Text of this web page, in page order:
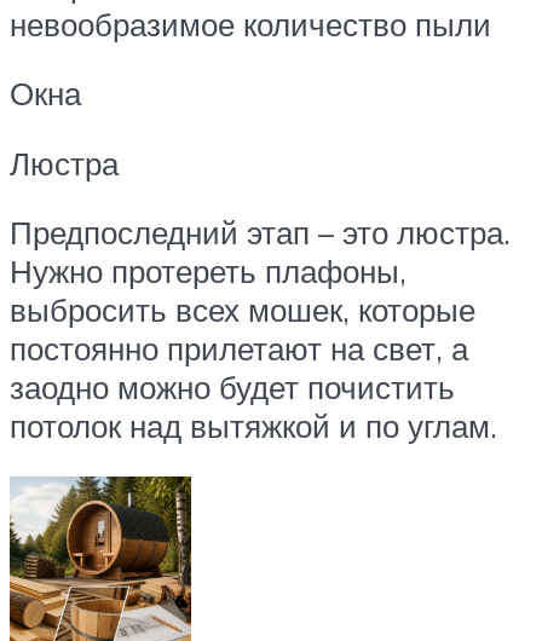
невообразимое количество пыли
Окна
Люстра
Предпоследний этап – это люстра.
Нужно протереть плафоны,
выбросить всех мошек, которые
постоянно прилетают на свет, а
заодно можно будет почистить
потолок над вытяжкой и по углам.